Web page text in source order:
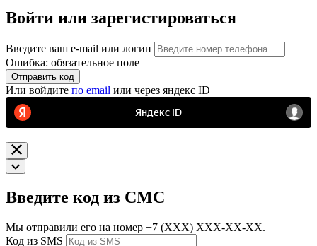
Войти или зарегистироваться
Введите ваш e-mail или логин
Ошибка: обязательное поле
Отправить код
Или войдите по email или через яндекс ID
Введите код из СМС
Мы отправили его на номер +7 (ХХХ) ХХХ-ХХ-ХХ.
Код из SMS